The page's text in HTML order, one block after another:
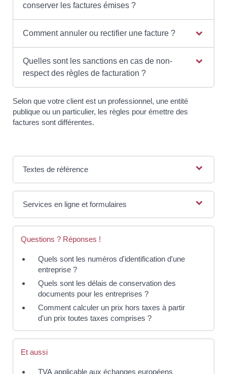
conserver les factures émises ?
Comment annuler ou rectifier une facture ?
Quelles sont les sanctions en cas de non-
respect des règles de facturation ?
Selon que votre client est un professionnel, une entité
publique ou un particulier, les règles pour émettre des
factures sont différentes.
Textes de référence
Services en ligne et formulaires
Questions ? Réponses !
Quels sont les numéros d'identification d'une
entreprise ?
Quels sont les délais de conservation des
documents pour les entreprises ?
Comment calculer un prix hors taxes à partir
d'un prix toutes taxes comprises ?
Et aussi
TVA applicable aux échanges européens